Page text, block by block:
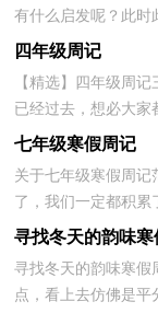
有什么启发呢？此时
清晰呢？下面是小编
四年级周记
【精选】四年级周
已经过去，想必大家
西吧，该写一篇周
七年级寒假周记
关于七年级寒假周记
了，我们一定都积累
吧。相信许多人会觉
寻找冬天的韵味寒
寻找冬天的韵味寒假
点，看上去仿佛是